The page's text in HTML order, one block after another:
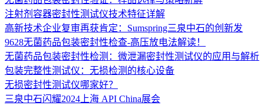
注射剂容器密封性测试仪技术特征详解
高新技术企业复审再获肯定：Sumspring三泉中石的创新发
9628无菌药品包装密封性检查-高压放电法解读！
无菌药品包装密封性检测：微泄漏密封性测试仪的应用与解析
包装完整性测试仪：无损检测的核心设备
无损密封性测试仪哪家好？
三泉中石闪耀2024上海 API China展会